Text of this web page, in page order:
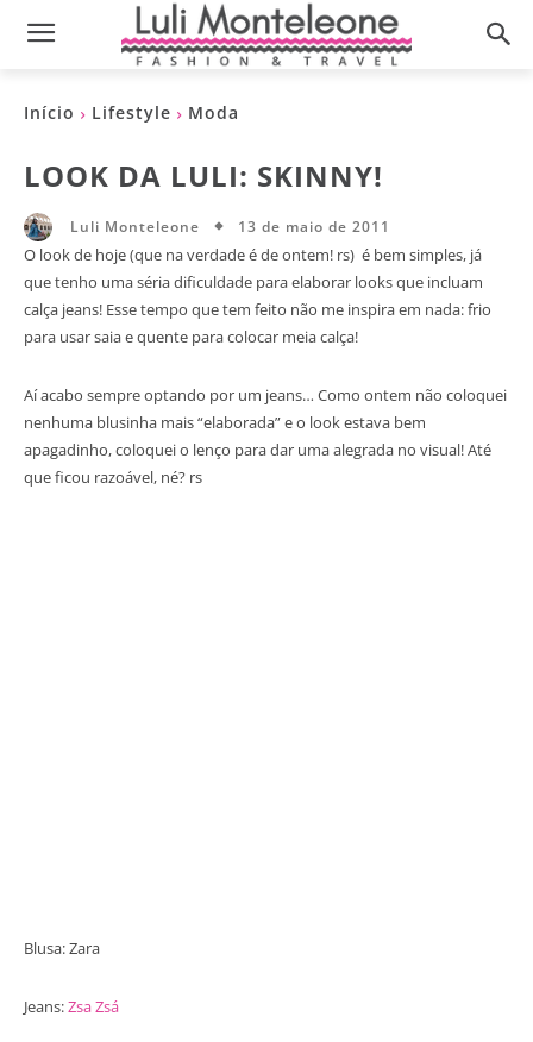
Início Lifestyle Moda
LOOK DA LULI: SKINNY!
Luli Monteleone 13 de maio de 2011
O look de hoje (que na verdade é de ontem! rs) é bem simples, já
que tenho uma séria dificuldade para elaborar looks que incluam
calça jeans! Esse tempo que tem feito não me inspira em nada: frio
para usar saia e quente para colocar meia calça!
Aí acabo sempre optando por um jeans… Como ontem não coloquei
nenhuma blusinha mais “elaborada” e o look estava bem
apagadinho, coloquei o lenço para dar uma alegrada no visual! Até
que ficou razoável, né? rs
Blusa: Zara
Jeans:Zsa Zsá